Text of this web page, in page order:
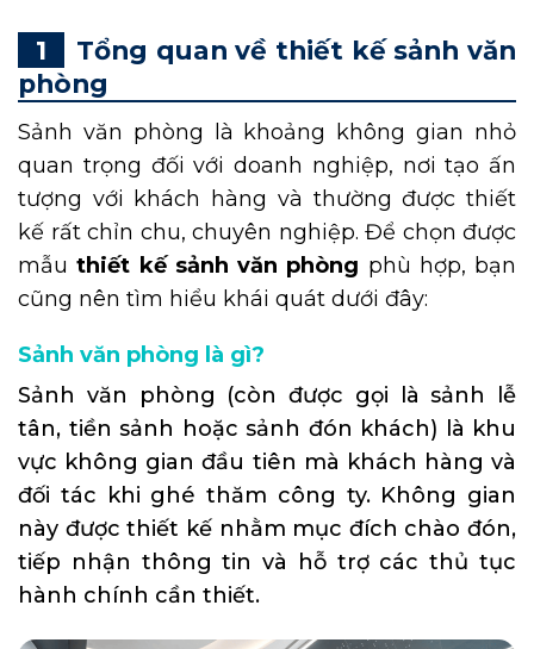
Tổng quan về thiết kế sảnh văn
phòng
Sảnh văn phòng là khoảng không gian nhỏ
quan trọng đối với doanh nghiệp, nơi tạo ấn
tượng với khách hàng và thường được thiết
kế rất chỉn chu, chuyên nghiệp. Để chọn được
mẫuthiết kế sảnh văn phòng phù hợp, bạn
cũng nên tìm hiểu khái quát dưới đây:
Sảnh văn phòng là gì?
Sảnh văn phòng (còn được gọi là sảnh lễ
tân, tiền sảnh hoặc sảnh đón khách) là khu
vực không gian đầu tiên mà khách hàng và
đối tác khi ghé thăm công ty. Không gian
này được thiết kế nhằm mục đích chào đón,
tiếp nhận thông tin và hỗ trợ các thủ tục
hành chính cần thiết.